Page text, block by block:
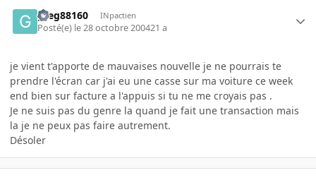
greg88160 INpactien
Posté(e) le 28 octobre 200421 a
je vient t'apporte de mauvaises nouvelle je ne pourrais te
prendre l'écran car j'ai eu une casse sur ma voiture ce week
end bien sur facture a l'appuis si tu ne me croyais pas .
Je ne suis pas du genre la quand je fait une transaction mais
la je ne peux pas faire autrement.
Désoler